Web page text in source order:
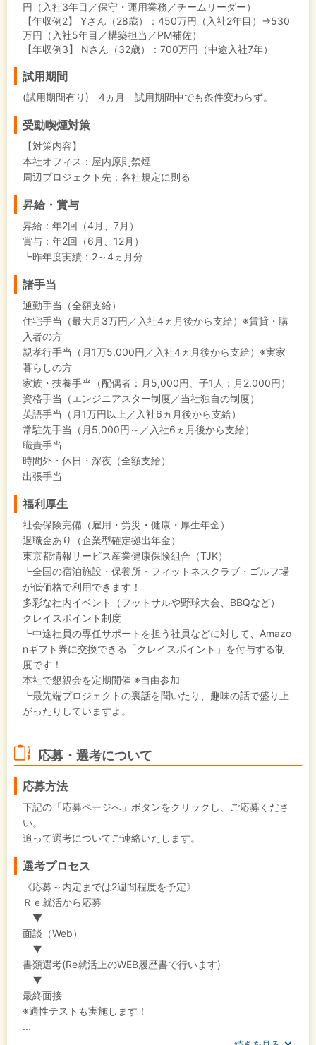
円（入社3年目／保守・運用業務／チームリーダー）
【年収例2】
Yさん（28歳）：450万円（入社2年目）→530
万円（入社5年目／構築担当／PM補佐）
【年収例3】
Nさん（32歳）：700万円（中途入社7年）
試用期間
(試用期間有り) 4ヵ月 試用期間中でも条件変わらず。
受動喫煙対策
【対策内容】
本社オフィス：屋内原則禁煙
周辺プロジェクト先：各社規定に則る
昇給・賞与
昇給：年2回（4月、7月）
賞与：年2回（6月、12月）
┗昨年度実績：2～4ヵ月分
諸手当
通勤手当（全額支給）
住宅手当（最大月3万円／入社4ヵ月後から支給）※賃貸・購
入者の方
親孝行手当（月1万5,000円／入社4ヵ月後から支給）※実家
暮らしの方
家族・扶養手当（配偶者：月5,000円、子1人：月2,000円）
資格手当（エンジニアスター制度／当社独自の制度）
英語手当（月1万円以上／入社6ヵ月後から支給）
常駐先手当（月5,000円～／入社6ヵ月後から支給）
職責手当
時間外・休日・深夜（全額支給）
出張手当
福利厚生
社会保険完備（雇用・労災・健康・厚生年金）
退職金あり（企業型確定拠出年金）
東京都情報サービス産業健康保険組合（TJK）
┗全国の宿泊施設・保養所・フィットネスクラブ・ゴルフ場
が低価格で利用できます！
多彩な社内イベント（フットサルや野球大会、BBQなど）
クレイスポイント制度
┗中途社員の専任サポートを担う社員などに対して、Amazo
nギフト券に交換できる「クレイスポイント」を付与する制
度です！
本社で懇親会を定期開催 ※自由参加
┗最先端プロジェクトの裏話を聞いたり、趣味の話で盛り上
がったりしていますよ。
応募・選考について
応募方法
下記の「応募ページへ」ボタンをクリックし、ご応募くださ
い。
追って選考についてご連絡いたします。
選考プロセス
《応募～内定までは2週間程度を予定》
Ｒｅ就活から応募
▼
面談（Web）
▼
書類選考(Re就活上のWEB履歴書で行います)
▼
最終面接
※適性テストも実施します！
...